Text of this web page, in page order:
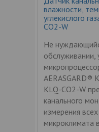
влажности,
углекислого
CO2-W
Не
обслуживании,
AERASGARD®
KLQ-CO2-W
канального
измерения
микроклимата